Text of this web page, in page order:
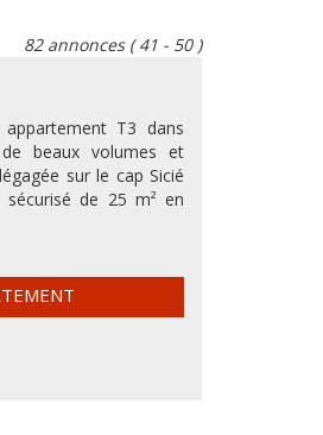
82 annonces ( 41 - 50 )
T3 dans
beaux volumes et
sur le cap Sicié
sécurisé de 25 m² en